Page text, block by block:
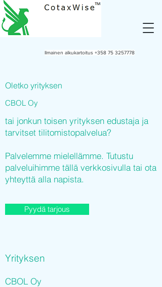
Ilmainen alkukartoitus +358 75 3257778
Oletko yrityksen
CBOL Oy
tai jonkun toisen yrityksen edustaja ja
tarvitset tilitomistopalvelua?
Palvelemme mielellämme. Tutustu
palveluihimme tällä verkkosivulla tai ota
yhteyttä alla napista.
Pyydä tarjous
Yrityksen
CBOL Oy